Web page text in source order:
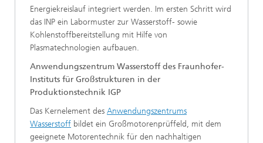
Energiekreislauf integriert werden. Im ersten Schritt wird
das INP ein Labormuster zur Wasserstoff- sowie
Kohlenstoffbereitstellung mit Hilfe von
Plasmatechnologien aufbauen.
Anwendungszentrum Wasserstoff des Fraunhofer-
Instituts für Großstrukturen in der
Produktionstechnik IGP
Das Kernelement des Anwendungszentrums
Wasserstoff bildet ein Großmotorenprüffeld, mit dem
geeignete Motorentechnik für den nachhaltigen